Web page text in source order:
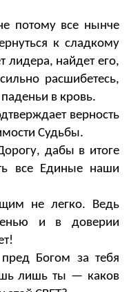
потому все нынче
к сладкому
лидера, найдет его,
расшибетесь,
в кровь.
верность
Судьбы.
дабы в итоге
все Единые наши
не легко. Ведь
и в доверии
Богом за тебя
лишь ты — каков